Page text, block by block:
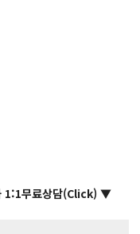
1:1무료상담(Click) ▼